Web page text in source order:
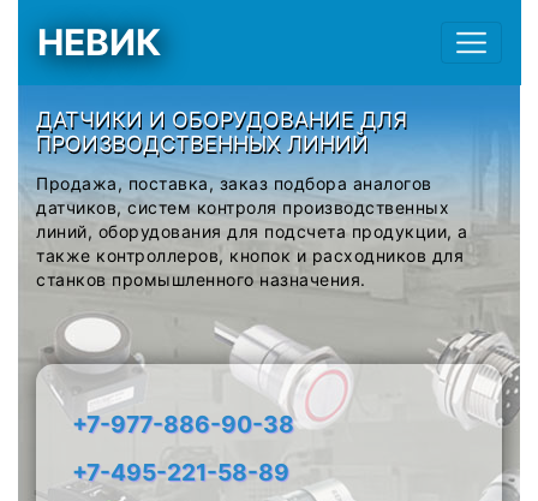
НЕВИК
ДАТЧИКИ И ОБОРУДОВАНИЕ ДЛЯ
ПРОИЗВОДСТВЕННЫХ ЛИНИЙ
Продажа, поставка, заказ подбора аналогов
датчиков, систем контроля производственных
линий, оборудования для подсчета продукции, а
также контроллеров, кнопок и расходников для
станков промышленного назначения.
+7-977-886-90-38
+7-495-221-58-89